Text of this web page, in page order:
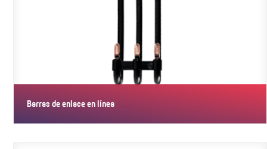
Barras de enlace en línea
Las barras de enlace de esta serie se han concebido para la